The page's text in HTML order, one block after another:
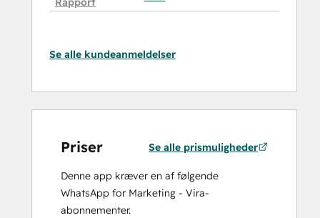
Se alle kundeanmeldelser
Priser Se alle prismuligheder
Denne app kræver en af følgende
WhatsApp for Marketing - Vira-
abonnementer.